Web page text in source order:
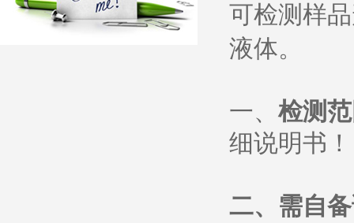
可检测样
液体。
一、 检测
细说明书 ！
二、需自